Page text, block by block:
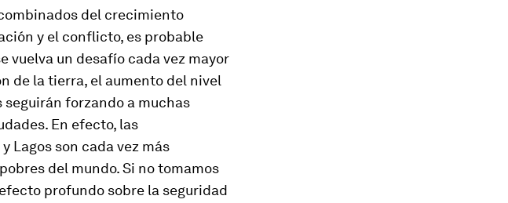
del crecimiento
y el conflicto, es probable
vuelva un desafío cada vez mayor
de la tierra, el aumento del nivel
forzando a muchas
En efecto, las
Lagos son cada vez más
del mundo. Si no tomamos
profundo sobre la seguridad